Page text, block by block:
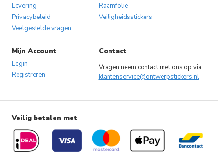
Levering
Privacybeleid
Veelgestelde vragen
Raamfolie
Veiligheidsstickers
Mijn Account
Login
Registreren
Contact
Vragen neem contact met ons op via
klantenservice@ontwerpstickers.nl
Veilig betalen met